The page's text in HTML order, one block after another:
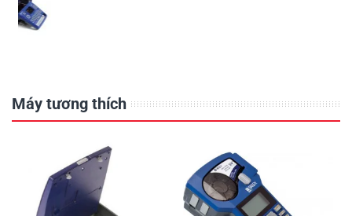
Máy tương thích